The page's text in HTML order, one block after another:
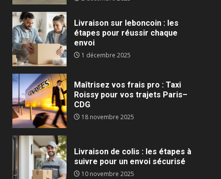
Livraison sur leboncoin : les
étapes pour réussir chaque
envoi
1 décembre 2025
Maîtrisez vos frais pro : Taxi
Roissy pour vos trajets Paris–
CDG
18 novembre 2025
Livraison de colis : les étapes à
suivre pour un envoi sécurisé
10 novembre 2025